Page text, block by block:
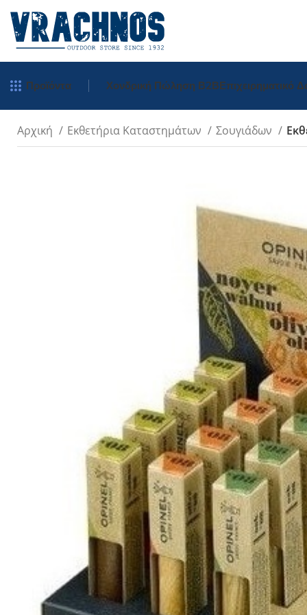
Προϊόντα
Tradition
Μπρελόκ
Inox Σκαλιστά
Πολύτιμα Ξύλα
Néo Opiflex
néo6 Καρυδιά
néo6 Ελιά
néo6 Black Oak
néo6 Έβενος
Πολλαπλών
Νο 08 Horizon -
No 09 Océan -
néo7 Alpine -
Νο 07 Outdoor
No 09 Do It
Νο 12 Explore -
Slim Line
Ξύλο Οξιάς
Ξύλο Padouk
Ξύλο Ελιάς
Πολυτελή Ξύλα
Χονδρική Πώληση Β2ΒΕπιχειρηματικό
Αρχική Εκθετήρια Καταστημάτων Σουγιάδων